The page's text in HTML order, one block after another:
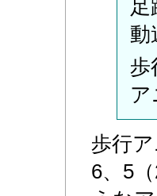
動
歩
ア
歩行
6、5